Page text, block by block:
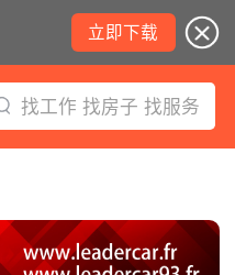
立即下载
找工作 找房子 找服务